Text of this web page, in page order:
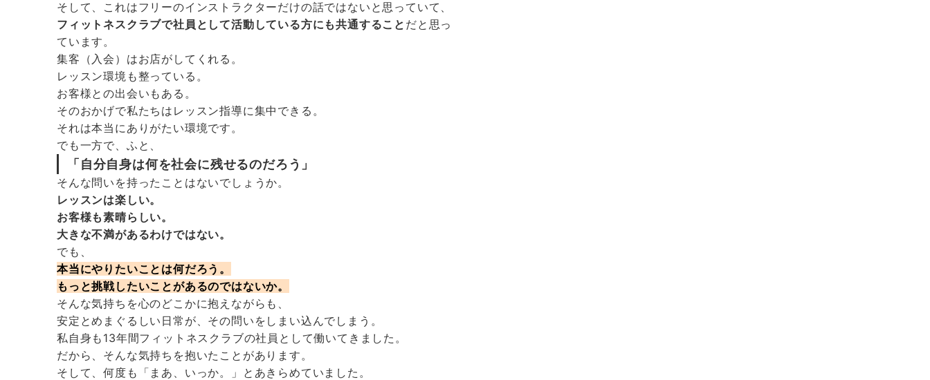
そして、これはフリーのインストラクターだけの話ではないと思っていて、
フィットネスクラブで社員として活動している方にも共通すること だと思っ
ています。
集客（入会）はお店がしてくれる。
レッスン環境も整っている。
お客様との出会いもある。
そのおかげで私たちはレッスン指導に集中できる。
それは本当にありがたい環境です。
でも一方で、ふと、
「自分自身は何を社会に残せるのだろう」
そんな問いを持ったことはないでしょうか。
レッスンは楽しい。
お客様も素晴らしい。
大きな不満があるわけではない。
でも、
本当にやりたいことは何だろう。
もっと挑戦したいことがあるのではないか。
そんな気持ちを心のどこかに抱えながらも、
安定とめまぐるしい日常が、その問いをしまい込んでしまう。
私自身も13年間フィットネスクラブの社員として働いてきました。
だから、そんな気持ちを抱いたことがあります。
そして、何度も「まあ、いっか。」とあきらめていました。